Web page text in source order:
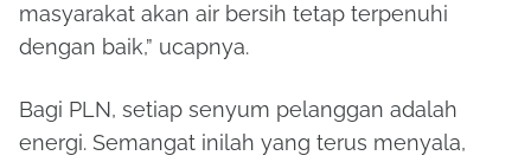
masyarakat akan air bersih tetap terpenuhi
dengan baik,” ucapnya.
Bagi PLN, setiap senyum pelanggan adalah
energi. Semangat inilah yang terus menyala,